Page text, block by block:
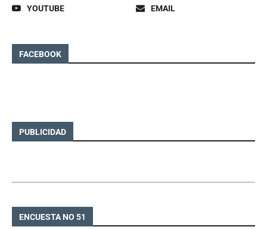
YOUTUBE
EMAIL
FACEBOOK
PUBLICIDAD
ENCUESTA NO 51